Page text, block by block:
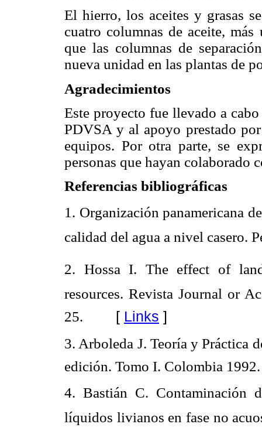
El hierro, los aceites y grasas
cuatro columnas de aceite,
que las columnas de
nueva unidad en las plantas de
Agradecimientos
Este proyecto fue llevado a
PDVSA y al apoyo prestado
equipos. Por otra parte, se
personas que hayan colaborado
Referencias bibliográficas
1. Organización panamericana
calidad del agua a nivel casero.
2. Hossa I. The effect of
resources. Revista Journal or
25. [ Links ]
3. Arboleda J. Teoría y Práctica
edición. Tomo I. Colombia 1992.
4. Bastián C. Contaminación
líquidos livianos en fase no